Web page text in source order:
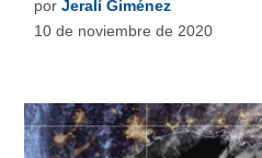
por Jeralí Giménez
10 de noviembre de 2020